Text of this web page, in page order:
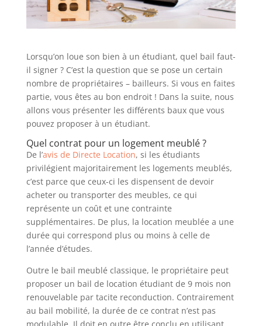
Lorsqu’on loue son bien à un étudiant, quel bail faut-
il signer ? C’est la question que se pose un certain
nombre de propriétaires – bailleurs. Si vous en faites
partie, vous êtes au bon endroit ! Dans la suite, nous
allons vous présenter les différents baux que vous
pouvez proposer à un étudiant.
Quel contrat pour un logement meublé ?
De l’avis de Directe Location, si les étudiants
privilégient majoritairement les logements meublés,
c’est parce que ceux-ci les dispensent de devoir
acheter ou transporter des meubles, ce qui
représente un coût et une contrainte
supplémentaires. De plus, la location meublée a une
durée qui correspond plus ou moins à celle de
l’année d’études.
Outre le bail meublé classique, le propriétaire peut
proposer un bail de location étudiant de 9 mois non
renouvelable par tacite reconduction. Contrairement
au bail mobilité, la durée de ce contrat n’est pas